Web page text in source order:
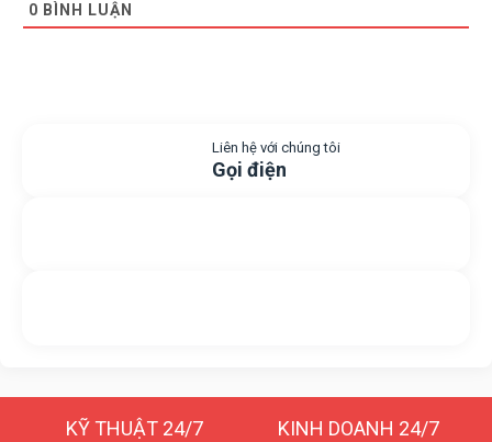
0 BÌNH LUẬN
Liên hệ với chúng tôi
Gọi điện
KỸ THUẬT 24/7 KINH DOANH 24/7